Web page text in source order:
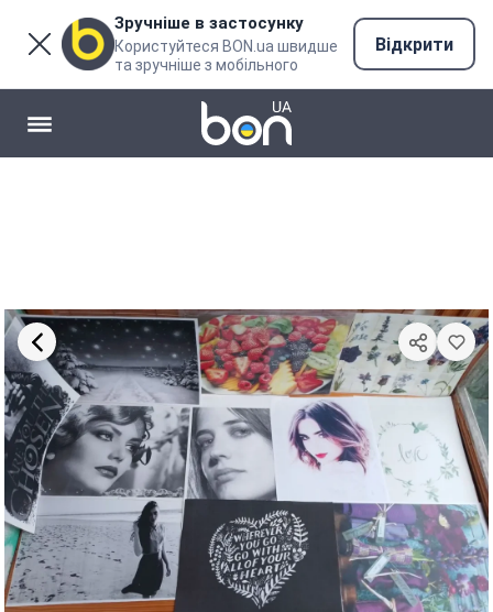
Зручніше в застосунку
Користуйтеся BON.ua швидше
та зручніше з мобільного
Відкрити